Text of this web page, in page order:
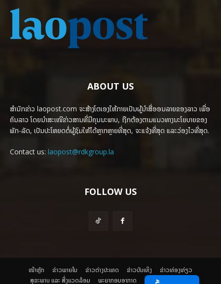
ABOUT US
ສຳນັກຂ່າວ laopost.com ຈະສ້າງໂຕເອງໃຫ້ກາຍເປັນຜູ້ນຳສື່ອອນລາຍຂອງລາວ ເພື່ອ
ຄົນລາວ ໂດຍນຳສະເໜີຂ່າວສານທີ່ມີຄຸນນະພາບ, ຖືກຕ້ອງຕາມແນວທາງນະໂຍບາຍຂອງ
ພັກ-ລັດ, ເປັນປະໂຫຍດຕໍ່ຜູ້ຊົມໃຫ້ໄດ້ຫຼາກຫຼາຍທີ່ສຸດ, ຈະແຈ້ງທີ່ສຸດ ແລະວ່ອງໄວທີ່ສຸດ.
Contact us: laopost@rdkgroup.la
FOLLOW US
ໜ້າຫຼັກ ຂ່າວພາຍ​ໃນ ຂ່າວຕ່າງປະເທດ ​ຂ່າວບັນເທິງ
​ຂ່າວທ່ອງທ່ຽວ
ສຸຂະພາບ ແລະ ສີ່ງແວດລ້ອມ
ພະຍາກອນອາກາດ